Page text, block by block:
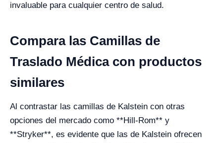
invaluable para cualquier centro de salud.
Compara las Camillas de
Traslado Médica con productos
similares
Al contrastar las camillas de Kalstein con otras
opciones del mercado como **Hill-Rom** y
**Stryker**, es evidente que las de Kalstein ofrecen